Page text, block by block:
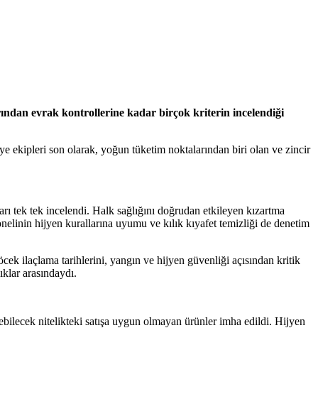
evrak kontrollerine kadar birçok kriterin incelendiği
ekipleri son olarak, yoğun tüketim noktalarından biri olan ve zincir
tek tek incelendi. Halk sağlığını doğrudan etkileyen kızartma
hijyen kurallarına uyumu ve kılık kıyafet temizliği de denetim
ilaçlama tarihlerini, yangın ve hijyen güvenliği açısından kritik
arasındaydı.
nitelikteki satışa uygun olmayan ürünler imha edildi. Hijyen